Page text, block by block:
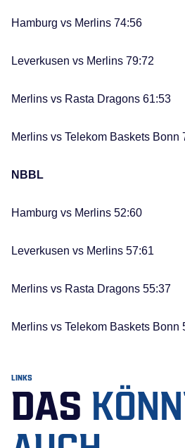
Hamburg vs Merlins 74:56
Leverkusen vs Merlins 79:72
Merlins vs Rasta Dragons 61:53
Merlins vs Telekom Baskets Bonn
NBBL
Hamburg vs Merlins 52:60
Leverkusen vs Merlins 57:61
Merlins vs Rasta Dragons 55:37
Merlins vs Telekom Baskets Bonn
LINKS
DAS